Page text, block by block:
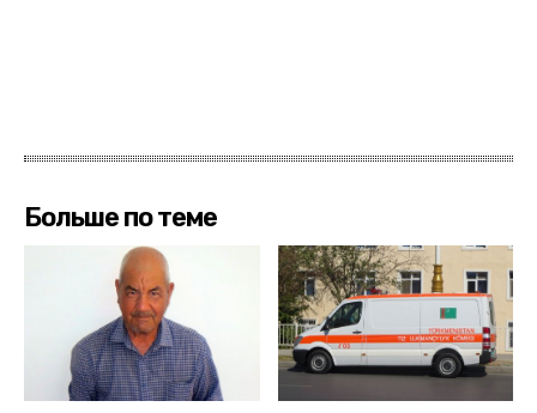
Больше по теме